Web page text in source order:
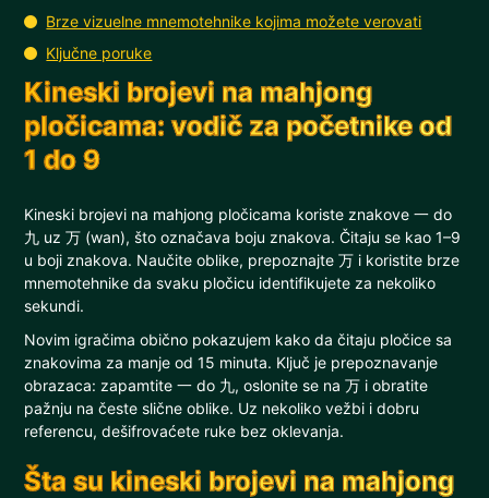
Brze vizuelne mnemotehnike kojima možete verovati
Ključne poruke
Kineski brojevi na mahjong
pločicama: vodič za početnike od
1 do 9
Kineski brojevi na mahjong pločicama koriste znakove 一 do
九 uz 万 (wan), što označava boju znakova. Čitaju se kao 1–9
u boji znakova. Naučite oblike, prepoznajte 万 i koristite brze
mnemotehnike da svaku pločicu identifikujete za nekoliko
sekundi.
Novim igračima obično pokazujem kako da čitaju pločice sa
znakovima za manje od 15 minuta. Ključ je prepoznavanje
obrazaca: zapamtite 一 do 九, oslonite se na 万 i obratite
pažnju na česte slične oblike. Uz nekoliko vežbi i dobru
referencu, dešifrovaćete ruke bez oklevanja.
Šta su kineski brojevi na mahjong